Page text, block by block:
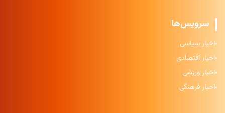
سرویس‌ها
اخبار سیاسی
اخبار اقتصادی
اخبار ورزشی
اخبار فرهنگی